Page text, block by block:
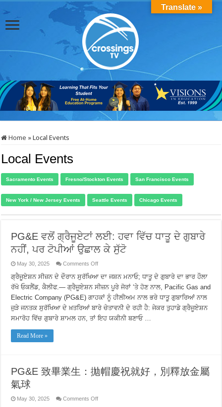
Home »Local Events
Local Events
Sacramento Events Fresno/Stockton Events San Francisco Events
New York / New Jersey Events Seattle Events Chicago Events
PG&E ਵਲੋਂ ਗ੍ਰੈਜੂਏਟਾਂ ਲਈ: ਹਵਾ ਵਿੱਚ ਧਾਤੂ ਦੇ ਗੁਬਾਰੇ
ਨਹੀਂ, ਪਰ ਟੋਪੀਆਂ ਉਛਾਲ ਕੇ ਸੁੱਟੋ
May 30, 2025 Comments Offon
ਵਲੋਂ
ਲਈ:
ਹਵਾ
ਵਿੱਚ
ਧਾਤੂ
ਦੇ
ਗੁਬਾਰੇ
ਗ੍ਰੈਜੂਏਸ਼ਨ ਸੀਜ਼ਨ ਦੇ ਦੌਰਾਨ ਸੁਰੱਖਿਆ ਦਾ ਜਸ਼ਨ ਮਨਾਓ; ਧਾਤੂ ਦੇ ਗੁਬਾਰੇ ਦਾ ਭਾਰ ਹੌਲਾ
ਰੱਖੋ ਓਕਲੈਂਡ, ਕੈਲੀਫ.— ਗ੍ਰੈਜੂਏਸ਼ਨ ਸੀਜ਼ਨ ਪੂਰੇ ਜੋਰਾਂ ‘ਤੇ ਹੋਣ ਨਾਲ, Pacific Gas and
Electric Company (PG&E) ਗਾਹਕਾਂ ਨੂੰ ਹੀਲੀਅਮ ਨਾਲ ਭਰੇ ਧਾਤੂ ਗੁਬਾਰਿਆਂ ਨਾਲ
ਜੁੜੇ ਜਨਤਕ ਸੁਰੱਖਿਆ ਦੇ ਖ਼ਤਰਿਆਂ ਬਾਰੇ ਚੇਤਾਵਨੀ ਦੇ ਰਹੀ ਹੈ: ਜੇਕਰ ਤੁਹਾਡੇ ਗ੍ਰੈਜੂਏਸ਼ਨ
ਸਮਾਰੋਹ ਵਿੱਚ ਗੁਬਾਰੇ ਸ਼ਾਮਲ ਹਨ, ਤਾਂ ਇਹ ਯਕੀਨੀ ਬਣਾਓ …
Read More »
PG&E 致畢業生：拋帽慶祝就好，別釋放金屬
氣球
May 30, 2025 Comments Offon
Translate »